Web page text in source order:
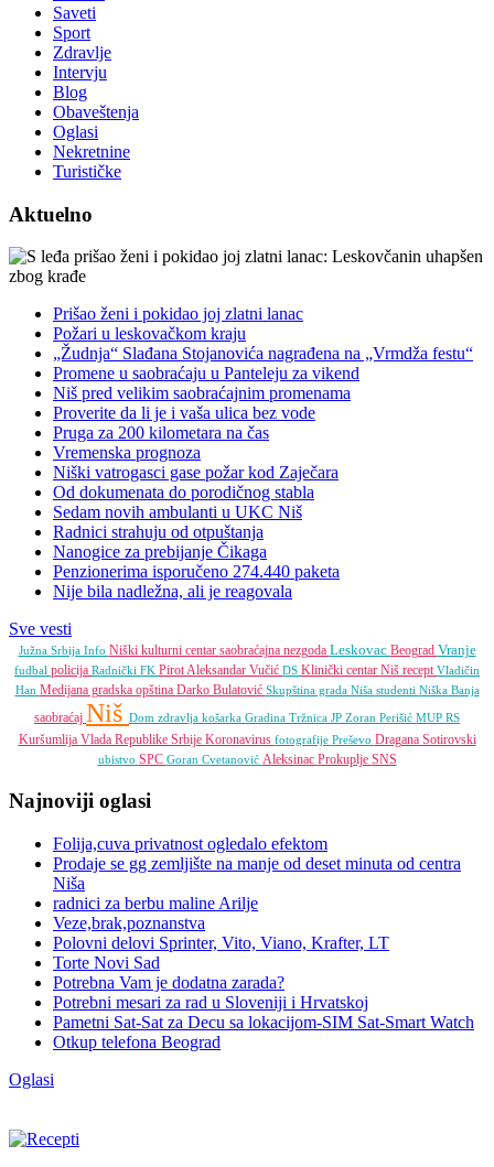
Saveti
Sport
Zdravlje
Intervju
Blog
Obaveštenja
Oglasi
Nekretnine
Turističke
Aktuelno
Prišao ženi i pokidao joj zlatni lanac
Požari u leskovačkom kraju
„Žudnja“ Slađana Stojanovića nagrađena na „Vrmdža festu“
Promene u saobraćaju u Panteleju za vikend
Niš pred velikim saobraćajnim promenama
Proverite da li je i vaša ulica bez vode
Pruga za 200 kilometara na čas
Vremenska prognoza
Niški vatrogasci gase požar kod Zaječara
Od dokumenata do porodičnog stabla
Sedam novih ambulanti u UKC Niš
Radnici strahuju od otpuštanja
Nanogice za prebijanje Čikaga
Penzionerima isporučeno 274.440 paketa
Nije bila nadležna, ali je reagovala
Sve vesti
Južna Srbija Info Niški kulturni centar saobraćajna nezgoda Leskovac Beograd Vranje
fudbal policija Radnički FK PirotAleksandar Vučić DS Klinički centar Niš receptVladičin
Han Medijana gradska opština Darko Bulatović Skupština grada Niša studenti Niška Banja
saobraćaj Niš Dom zdravlja košarka Gradina Tržnica JP Zoran Perišić MUP RS
Kuršumlija Vlada Republike Srbije Koronavirus fotografije Preševo Dragana Sotirovski
ubistvo SPC Goran Cvetanović Aleksinac Prokuplje SNS
Najnoviji oglasi
Folija,cuva privatnost ogledalo efektom
Prodaje se gg zemljište na manje od deset minuta od centra
Niša
radnici za berbu maline Arilje
Veze,brak,poznanstva
Polovni delovi Sprinter, Vito, Viano, Krafter, LT
Torte Novi Sad
Potrebna Vam je dodatna zarada?
Potrebni mesari za rad u Sloveniji i Hrvatskoj
Pametni Sat-Sat za Decu sa lokacijom-SIM Sat-Smart Watch
Otkup telefona Beograd
Oglasi